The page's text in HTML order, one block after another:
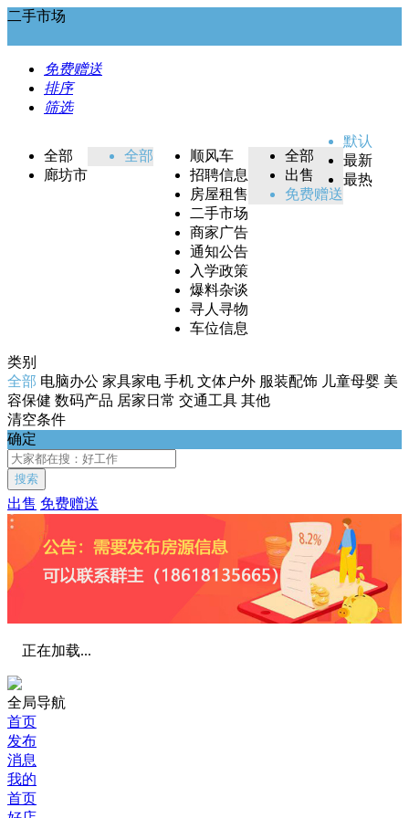
二手市场
免费赠送
排序
筛选
全部
廊坊市
全部
顺风车
招聘信息
房屋租售
二手市场
商家广告
通知公告
入学政策
爆料杂谈
寻人寻物
车位信息
全部
出售
免费赠送
默认
最新
最热
类别
全部 电脑办公 家具家电 手机 文体户外 服装配饰 儿童母婴 美
容保健 数码产品 居家日常 交通工具 其他
清空条件
确定
搜索
出售 免费赠送
正在加载...
全局导航
首页
发布
消息
我的
首页